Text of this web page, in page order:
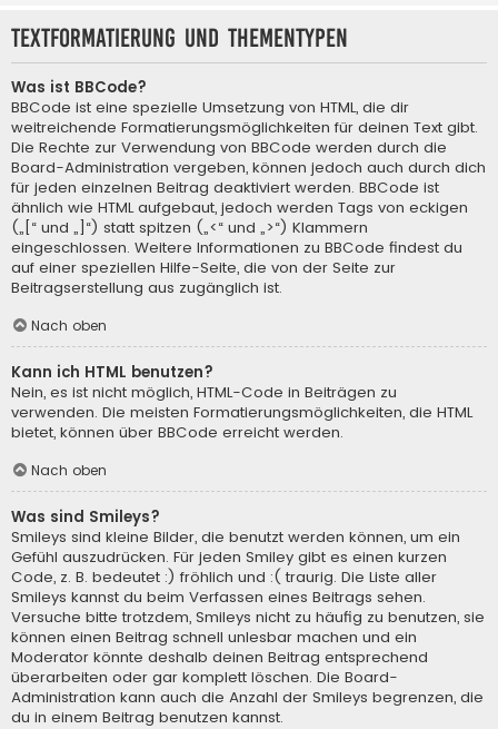
Textformatierung und Thementypen
Was ist BBCode?
BBCode ist eine spezielle Umsetzung von HTML, die dir
weitreichende Formatierungsmöglichkeiten für deinen Text gibt.
Die Rechte zur Verwendung von BBCode werden durch die
Board-Administration vergeben, können jedoch auch durch dich
für jeden einzelnen Beitrag deaktiviert werden. BBCode ist
ähnlich wie HTML aufgebaut, jedoch werden Tags von eckigen
(„[“ und „]“) statt spitzen („<“ und „>“) Klammern
eingeschlossen. Weitere Informationen zu BBCode findest du
auf einer speziellen Hilfe-Seite, die von der Seite zur
Beitragserstellung aus zugänglich ist.
Nach oben
Kann ich HTML benutzen?
Nein, es ist nicht möglich, HTML-Code in Beiträgen zu
verwenden. Die meisten Formatierungsmöglichkeiten, die HTML
bietet, können über BBCode erreicht werden.
Nach oben
Was sind Smileys?
Smileys sind kleine Bilder, die benutzt werden können, um ein
Gefühl auszudrücken. Für jeden Smiley gibt es einen kurzen
Code, z. B. bedeutet :) fröhlich und :( traurig. Die Liste aller
Smileys kannst du beim Verfassen eines Beitrags sehen.
Versuche bitte trotzdem, Smileys nicht zu häufig zu benutzen, sie
können einen Beitrag schnell unlesbar machen und ein
Moderator könnte deshalb deinen Beitrag entsprechend
überarbeiten oder gar komplett löschen. Die Board-
Administration kann auch die Anzahl der Smileys begrenzen, die
du in einem Beitrag benutzen kannst.